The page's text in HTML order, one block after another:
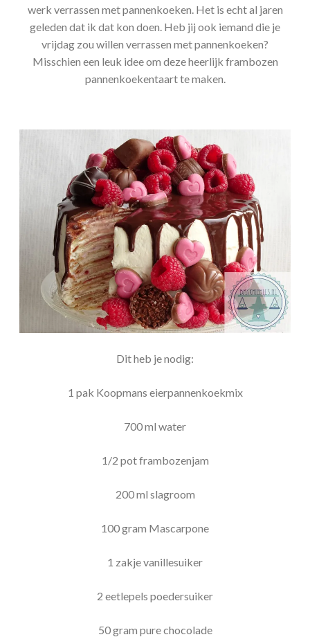
werk verrassen met pannenkoeken. Het is echt al jaren
geleden dat ik dat kon doen. Heb jij ook iemand die je
vrijdag zou willen verrassen met pannenkoeken?
Misschien een leuk idee om deze heerlijk frambozen
pannenkoekentaart te maken.
Dit heb je nodig:
1 pak Koopmans eierpannenkoekmix
700 ml water
1/2 pot frambozenjam
200 ml slagroom
100 gram Mascarpone
1 zakje vanillesuiker
2 eetlepels poedersuiker
50 gram pure chocolade